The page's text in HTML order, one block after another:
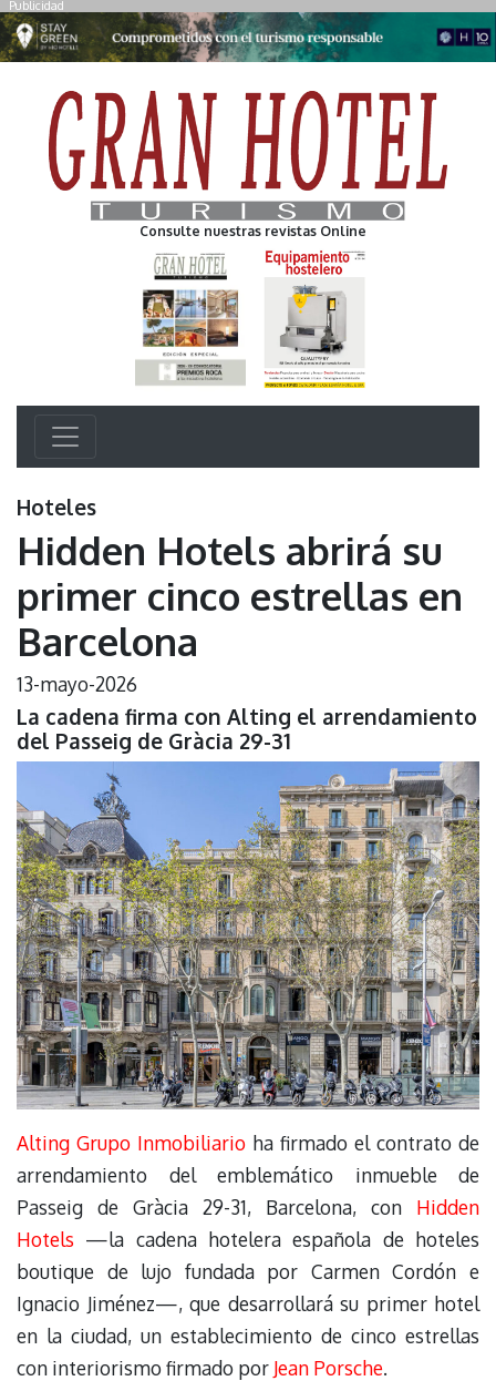
Publicidad
Consulte nuestras revistas Online
Hoteles
Hidden Hotels abrirá su
primer cinco estrellas en
Barcelona
13-mayo-2026
La cadena firma con Alting el arrendamiento
del Passeig de Gràcia 29-31
Alting Grupo Inmobiliario ha firmado el contrato de
arrendamiento del emblemático inmueble de
Passeig de Gràcia 29-31, Barcelona, con Hidden
Hotels —la cadena hotelera española de hoteles
boutique de lujo fundada por Carmen Cordón e
Ignacio Jiménez—, que desarrollará su primer hotel
en la ciudad, un establecimiento de cinco estrellas
con interiorismo firmado por Jean Porsche.